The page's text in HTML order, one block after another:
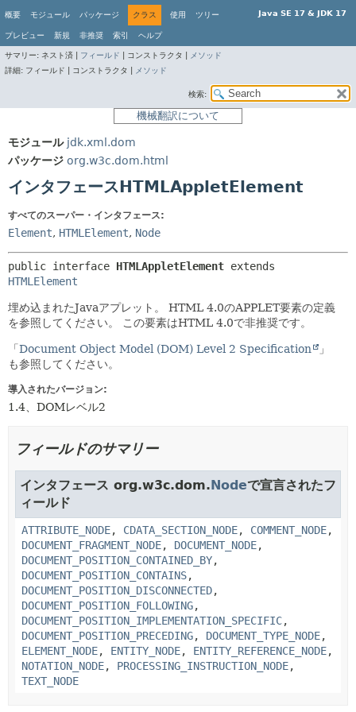
Java SE 17 & JDK 17
概要 モジュール パッケージ クラス 使用 ツリー
プレビュー 新規 非推奨 索引 ヘルプ
サマリー: ネスト済 | フィールド コンストラクタ |
メソッド
詳細: フィールド | コンストラクタ | メソッド
検索:
機械翻訳について
モジュール jdk.xml.dom
パッケージ org.w3c.dom.html
インタフェースHTMLAppletElement
すべてのスーパー・インタフェース:
Element, HTMLElement, Node
public interface HTMLAppletElement
HTMLElement
埋め込まれたJavaアプレット。
HTML 4.0のAPPLET要素の定義
を参照してください。
この要素はHTML 4.0で非推奨です。
「 Document Object Model (DOM) Level 2 Specification
」
も参照してください。
導入されたバージョン:
1.4、DOMレベル2
フィールドのサマリー
インタフェース org.w3c.dom.Nodeで宣言されたフ
ィールド
ATTRIBUTE_NODE, CDATA_SECTION_NODE, COMMENT_NODE,
DOCUMENT_FRAGMENT_NODE, DOCUMENT_NODE,
DOCUMENT_POSITION_CONTAINED_BY,
DOCUMENT_POSITION_CONTAINS,
DOCUMENT_POSITION_DISCONNECTED,
DOCUMENT_POSITION_FOLLOWING,
DOCUMENT_POSITION_IMPLEMENTATION_SPECIFIC,
DOCUMENT_POSITION_PRECEDING, DOCUMENT_TYPE_NODE,
ELEMENT_NODE, ENTITY_NODE, ENTITY_REFERENCE_NODE,
NOTATION_NODE, PROCESSING_INSTRUCTION_NODE,
TEXT_NODE